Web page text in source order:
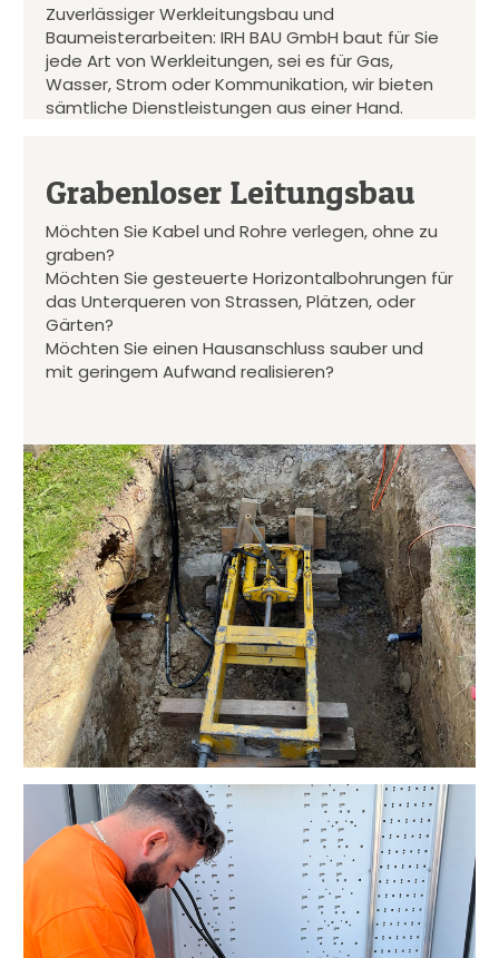
Zuverlässiger Werkleitungsbau und
Baumeisterarbeiten: IRH BAU GmbH baut für Sie
jede Art von Werkleitungen, sei es für Gas,
Wasser, Strom oder Kommunikation, wir bieten
sämtliche Dienstleistungen aus einer Hand.
Grabenloser Leitungsbau
Möchten Sie Kabel und Rohre verlegen, ohne zu
graben?
Möchten Sie gesteuerte Horizontalbohrungen für
das Unterqueren von Strassen, Plätzen, oder
Gärten?
Möchten Sie einen Hausanschluss sauber und
mit geringem Aufwand realisieren?